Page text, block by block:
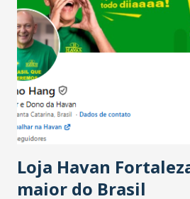
país tem a menor taxa de
Ainda segundo a Pesquisa, em
bares e restaurantes operaram
registraram equilíbrio financeiro. Já
estabelecimentos no prejuízo ficou
do observado no mês anterior.
novembro. Em relação a outubro, o
Loja Havan
maior do Brasil